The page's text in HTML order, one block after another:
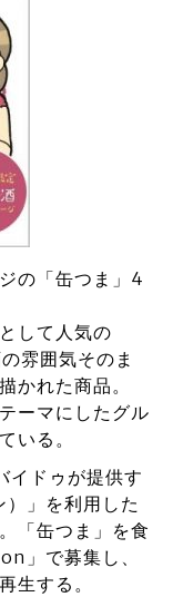
の「缶つま」4
して人気の
雰囲気そのま
かれた商品。
ーマにしたグル
いる。
イドゥが提供す
」を利用した
「缶つま」を食
」で募集し、
生する。